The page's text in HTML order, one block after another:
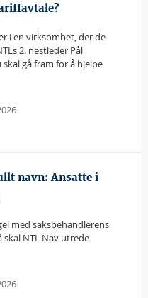
i en virksomhet, der de
2. nestleder Pål
gå fram for å hjelpe
navn: Ansatte i
med saksbehandlerens
skal NTL Nav utrede